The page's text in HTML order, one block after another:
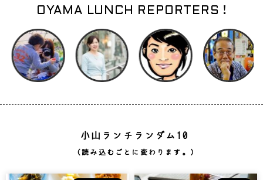
OYAMA LUNCH REPORTERS !
小山ランチランダム10
（読み込むごとに変わります。）